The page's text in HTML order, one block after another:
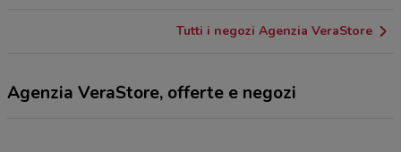
Tutti i negozi Agenzia VeraStore
Agenzia VeraStore, offerte e negozi